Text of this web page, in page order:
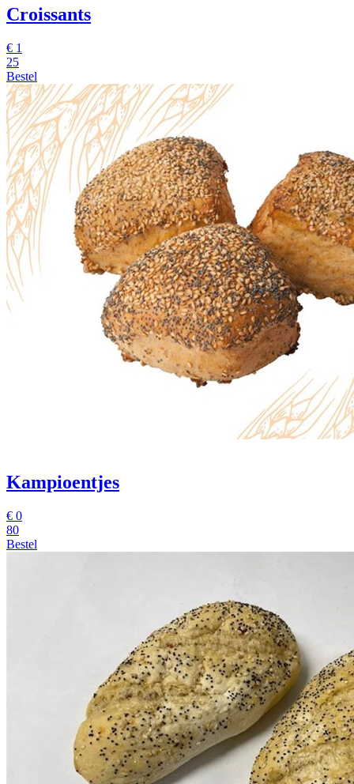
Croissants
€ 1
25
Bestel
Kampioentjes
€ 0
80
Bestel